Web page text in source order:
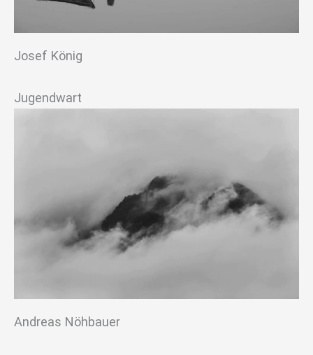
Josef König
Jugendwart
Andreas Nöhbauer